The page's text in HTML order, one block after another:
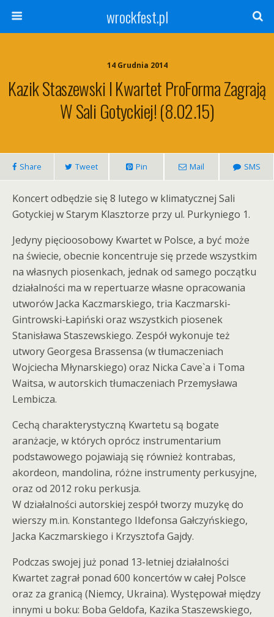
wrockfest.pl
14 Grudnia 2014
Kazik Staszewski I Kwartet ProForma Zagrają
W Sali Gotyckiej! (8.02.15)
Share Tweet Pin Mail SMS
Koncert odbędzie się 8 lutego w klimatycznej Sali
Gotyckiej w Starym Klasztorze przy ul. Purkyniego 1.
Jedyny pięcioosobowy Kwartet w Polsce, a być może
na świecie, obecnie koncentruje się przede wszystkim
na własnych piosenkach, jednak od samego początku
działalności ma w repertuarze własne opracowania
utworów Jacka Kaczmarskiego, tria Kaczmarski-
Gintrowski-Łapiński oraz wszystkich piosenek
Stanisława Staszewskiego. Zespół wykonuje też
utwory Georgesa Brassensa (w tłumaczeniach
Wojciecha Młynarskiego) oraz Nicka Cave`a i Toma
Waitsa, w autorskich tłumaczeniach Przemysława
Lembicza.
Cechą charakterystyczną Kwartetu są bogate
aranżacje, w których oprócz instrumentarium
podstawowego pojawiają się również kontrabas,
akordeon, mandolina, różne instrumenty perkusyjne,
oraz od 2012 roku perkusja.
W działalności autorskiej zespół tworzy muzykę do
wierszy m.in. Konstantego Ildefonsa Gałczyńskiego,
Jacka Kaczmarskiego i Krzysztofa Gajdy.
Podczas swojej już ponad 13-letniej działalności
Kwartet zagrał ponad 600 koncertów w całej Polsce
oraz za granicą (Niemcy, Ukraina). Występował między
innymi u boku: Boba Geldofa, Kazika Staszewskiego,